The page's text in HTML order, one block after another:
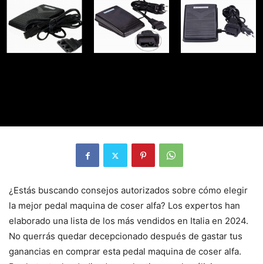
¿Estás buscando consejos autorizados sobre cómo elegir
la mejor pedal maquina de coser alfa? Los expertos han
elaborado una lista de los más vendidos en Italia en 2024.
No querrás quedar decepcionado después de gastar tus
ganancias en comprar esta pedal maquina de coser alfa.